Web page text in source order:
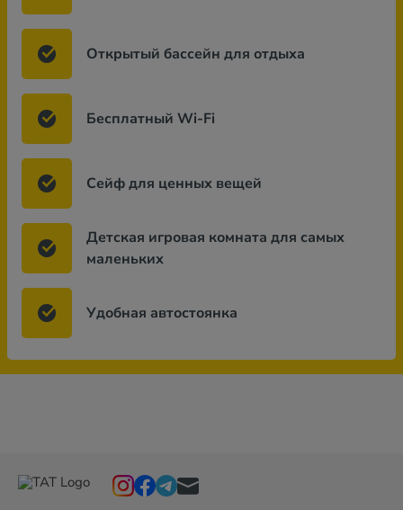
Открытый бассейн для отдыха
Бесплатный Wi-Fi
Сейф для ценных вещей
Детская игровая комната для самых
маленьких
Удобная автостоянка